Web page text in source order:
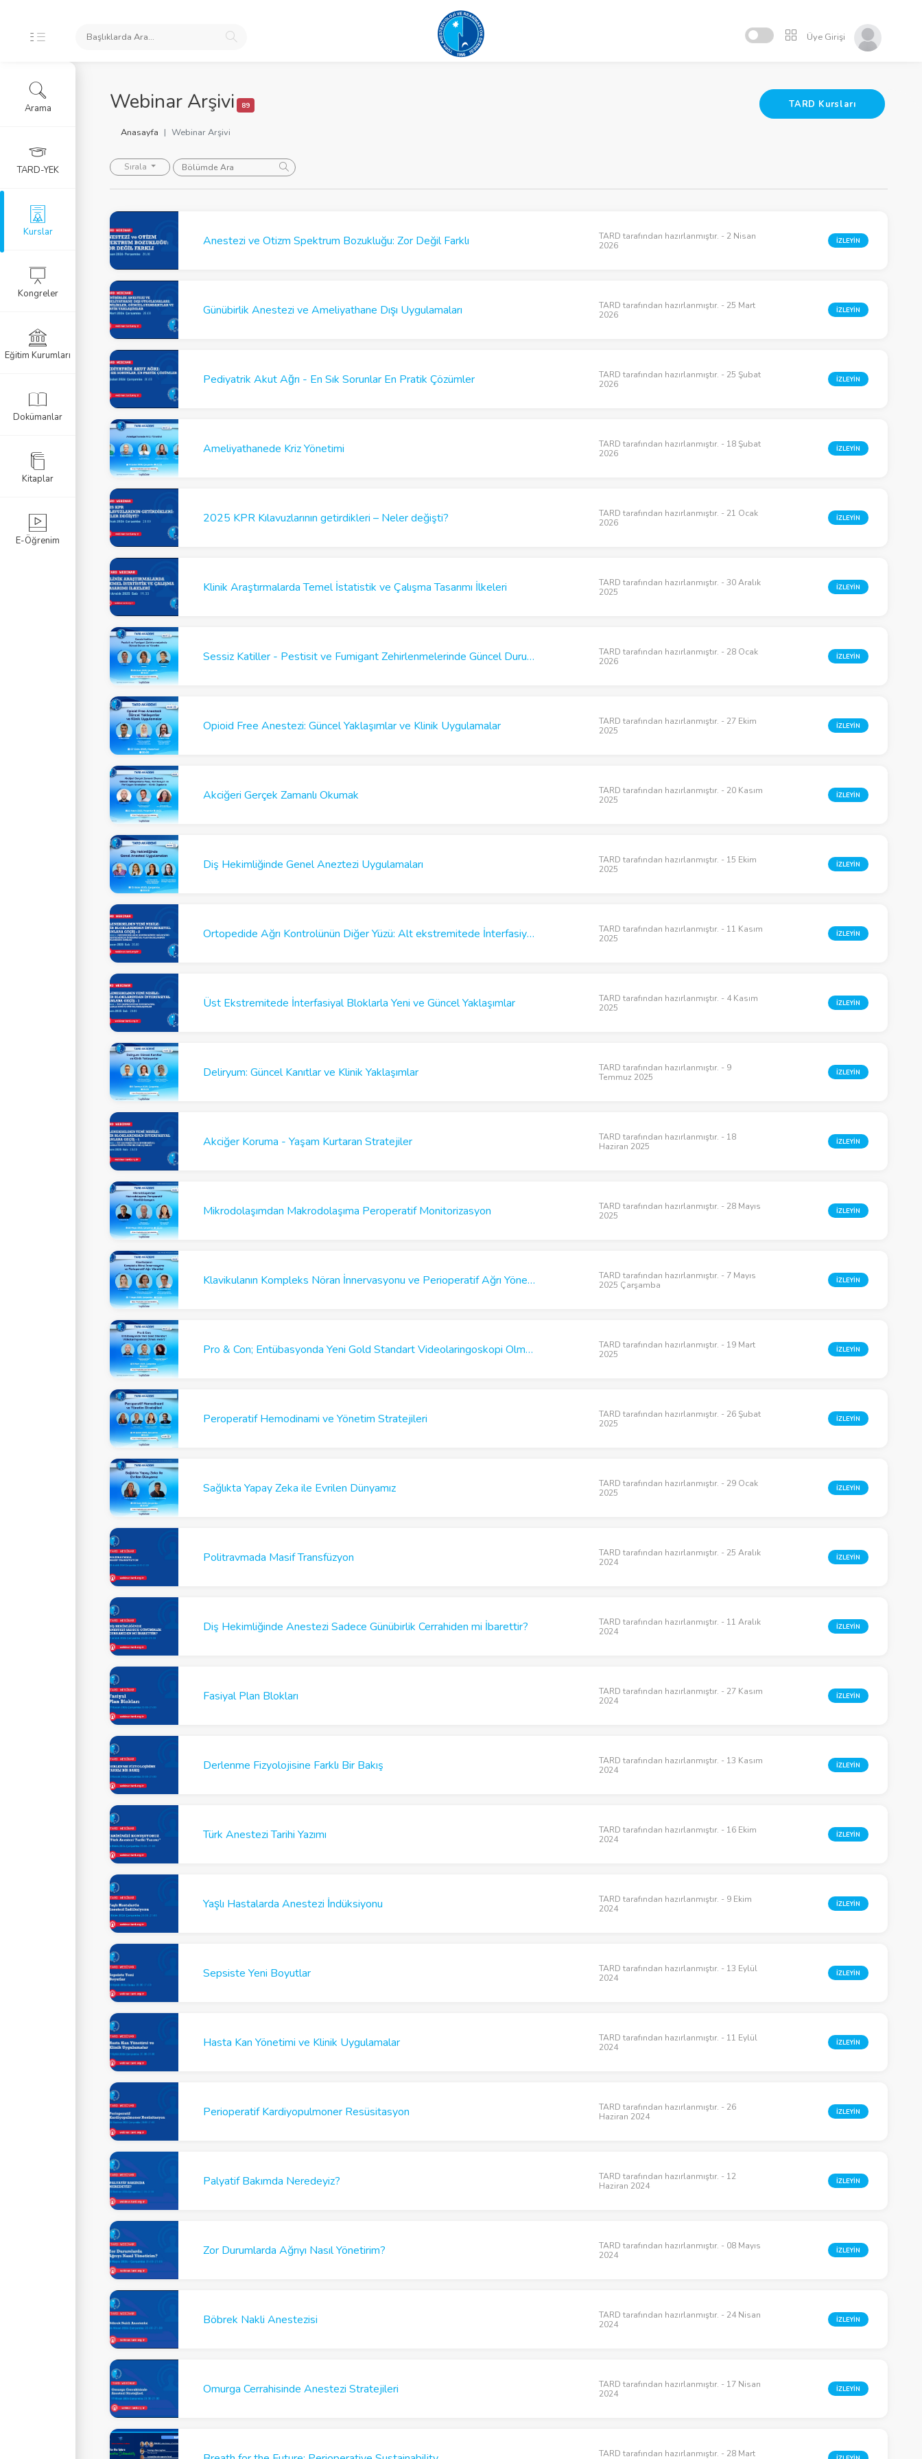
Üye Girişi
Webinar Arşivi 89 TARD Kursları
Anasayfa Webinar Arşivi
Sırala
Anestezi ve Otizm Spektrum Bozukluğu: Zor Değil Farklı
TARD tarafından hazırlanmıştır. - 2 Nisan
2026
İZLEYİN
Günübirlik Anestezi ve Ameliyathane Dışı Uygulamaları
TARD tarafından hazırlanmıştır. - 25 Mart
2026
İZLEYİN
Pediyatrik Akut Ağrı - En Sık Sorunlar En Pratik Çözümler
TARD tarafından hazırlanmıştır. - 25 Şubat
2026
İZLEYİN
Ameliyathanede Kriz Yönetimi
TARD tarafından hazırlanmıştır. - 18 Şubat
2026
İZLEYİN
2025 KPR Kılavuzlarının getirdikleri – Neler değişti?
TARD tarafından hazırlanmıştır. - 21 Ocak
2026
İZLEYİN
Klinik Araştırmalarda Temel İstatistik ve Çalışma Tasarımı İlkeleri
TARD tarafından hazırlanmıştır. - 30 Aralık
2025
İZLEYİN
Sessiz Katiller - Pestisit ve Fumigant Zehirlenmelerinde Güncel Durum ve Yönetim
TARD tarafından hazırlanmıştır. - 28 Ocak
2026
İZLEYİN
Opioid Free Anestezi: Güncel Yaklaşımlar ve Klinik Uygulamalar
TARD tarafından hazırlanmıştır. - 27 Ekim
2025
İZLEYİN
Akciğeri Gerçek Zamanlı Okumak
TARD tarafından hazırlanmıştır. - 20 Kasım
2025
İZLEYİN
Diş Hekimliğinde Genel Aneztezi Uygulamaları
TARD tarafından hazırlanmıştır. - 15 Ekim
2025
İZLEYİN
Ortopedide Ağrı Kontrolünün Diğer Yüzü: Alt ekstremitede İnterfasiyal Plan Bloklarının Der. Analizi
TARD tarafından hazırlanmıştır. - 11 Kasım
2025
İZLEYİN
Üst Ekstremitede İnterfasiyal Bloklarla Yeni ve Güncel Yaklaşımlar
TARD tarafından hazırlanmıştır. - 4 Kasım
2025
İZLEYİN
Deliryum: Güncel Kanıtlar ve Klinik Yaklaşımlar
TARD tarafından hazırlanmıştır. - 9
Temmuz 2025
İZLEYİN
Akciğer Koruma - Yaşam Kurtaran Stratejiler
TARD tarafından hazırlanmıştır. - 18
Haziran 2025
İZLEYİN
Mikrodolaşımdan Makrodolaşıma Peroperatif Monitorizasyon
TARD tarafından hazırlanmıştır. - 28 Mayıs
2025
İZLEYİN
Klavikulanın Kompleks Nöran İnnervasyonu ve Perioperatif Ağrı Yönetimi
TARD tarafından hazırlanmıştır. - 7 Mayıs
2025 Çarşamba
İZLEYİN
Pro & Con; Entübasyonda Yeni Gold Standart Videolaringoskopi Olmalı mıdır?
TARD tarafından hazırlanmıştır. - 19 Mart
2025
İZLEYİN
Peroperatif Hemodinami ve Yönetim Stratejileri
TARD tarafından hazırlanmıştır. - 26 Şubat
2025
İZLEYİN
Sağlıkta Yapay Zeka ile Evrilen Dünyamız
TARD tarafından hazırlanmıştır. - 29 Ocak
2025
İZLEYİN
Politravmada Masif Transfüzyon
TARD tarafından hazırlanmıştır. - 25 Aralık
2024
İZLEYİN
Diş Hekimliğinde Anestezi Sadece Günübirlik Cerrahiden mi İbarettir?
TARD tarafından hazırlanmıştır. - 11 Aralık
2024
İZLEYİN
Fasiyal Plan Blokları
TARD tarafından hazırlanmıştır. - 27 Kasım
2024
İZLEYİN
Derlenme Fizyolojisine Farklı Bir Bakış
TARD tarafından hazırlanmıştır. - 13 Kasım
2024
İZLEYİN
Türk Anestezi Tarihi Yazımı
TARD tarafından hazırlanmıştır. - 16 Ekim
2024
İZLEYİN
Yaşlı Hastalarda Anestezi İndüksiyonu
TARD tarafından hazırlanmıştır. - 9 Ekim
2024
İZLEYİN
Sepsiste Yeni Boyutlar
TARD tarafından hazırlanmıştır. - 13 Eylül
2024
İZLEYİN
Hasta Kan Yönetimi ve Klinik Uygulamalar
TARD tarafından hazırlanmıştır. - 11 Eylül
2024
İZLEYİN
Perioperatif Kardiyopulmoner Resüsitasyon
TARD tarafından hazırlanmıştır. - 26
Haziran 2024
İZLEYİN
Palyatif Bakımda Neredeyiz?
TARD tarafından hazırlanmıştır. - 12
Haziran 2024
İZLEYİN
Zor Durumlarda Ağrıyı Nasıl Yönetirim?
TARD tarafından hazırlanmıştır. - 08 Mayıs
2024
İZLEYİN
Böbrek Nakli Anestezisi
TARD tarafından hazırlanmıştır. - 24 Nisan
2024
İZLEYİN
Omurga Cerrahisinde Anestezi Stratejileri
TARD tarafından hazırlanmıştır. - 17 Nisan
2024
İZLEYİN
TARD tarafından hazırlanmıştır. - 28 Mart
Arama
TARD-YEK
Kurslar
Kongreler
Eğitim Kurumları
Dokümanlar
Kitaplar
E-Öğrenim
Kursu